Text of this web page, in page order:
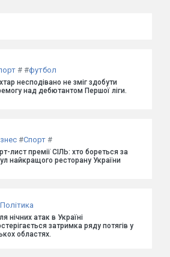
# #футбол
несподівано не зміг здобути
над дебютантом Першої ліги.
#Спорт #
лист премії СІЛЬ: хто бореться за
найкращого ресторану України
Політика
нічних атак в Україні
затримка ряду потягів у
областях.